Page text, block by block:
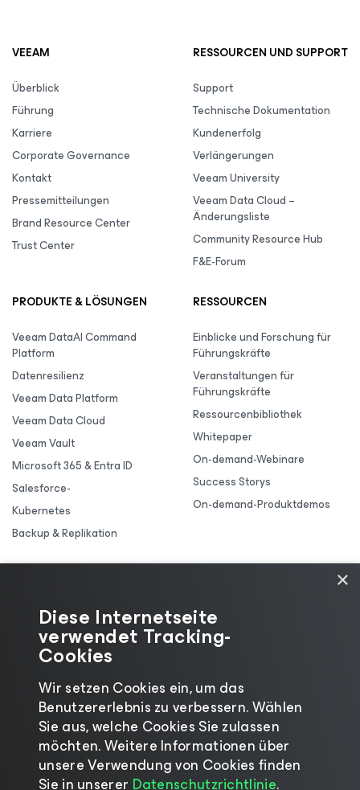
VEEAM
Überblick
Führung
Karriere
Corporate Governance
Kontakt
Pressemitteilungen
Brand Resource Center
Trust Center
RESSOURCEN UND SUPPORT
Support
Technische Dokumentation
Kundenerfolg
Verlängerungen
Veeam University
Veeam Data Cloud –
Änderungsliste
Community Resource Hub
F&E-Forum
PRODUKTE & LÖSUNGEN
Veeam DataAI Command
Platform
Datenresilienz
Veeam Data Platform
Veeam Data Cloud
Veeam Vault
Microsoft 365 & Entra ID
Salesforce-
Kubernetes
Backup & Replikation
RESSOURCEN
Einblicke und Forschung für
Führungskräfte
Veranstaltungen für
Führungskräfte
Ressourcenbibliothek
Whitepaper
On-demand-Webinare
Success Storys
On-demand-Produktdemos
©2026 Veeam® Software |Datenschutzrichtlinie
×
Diese Internetseite
verwendet Tracking-
Cookies
Wir setzen Cookies ein, um das
Benutzererlebnis zu verbessern. Wählen
Sie aus, welche Cookies Sie zulassen
möchten. Weitere Informationen über
unsere Verwendung von Cookies finden
Sie in unserer Datenschutzrichtlinie.